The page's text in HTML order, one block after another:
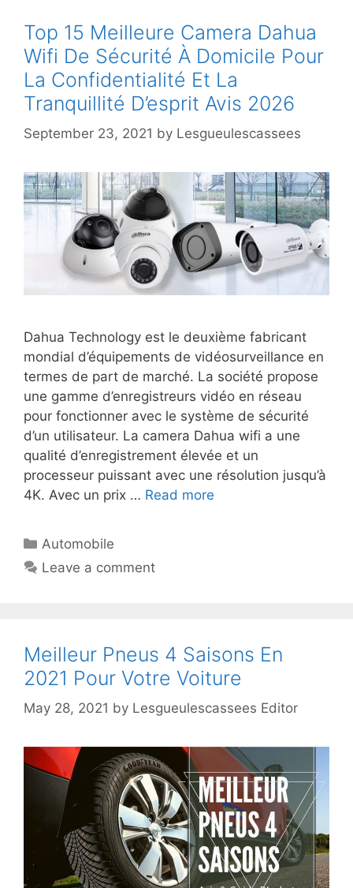
Top 15 Meilleure Camera Dahua
Wifi De Sécurité À Domicile Pour
La Confidentialité Et La
Tranquillité D’esprit Avis 2026
September 23, 2021 by Lesgueulescassees
Dahua Technology est le deuxième fabricant
mondial d’équipements de vidéosurveillance en
termes de part de marché. La société propose
une gamme d’enregistreurs vidéo en réseau
pour fonctionner avec le système de sécurité
d’un utilisateur. La camera Dahua wifi a une
qualité d’enregistrement élevée et un
processeur puissant avec une résolution jusqu’à
4K. Avec un prix … Read more
Automobile
Leave a comment
Meilleur Pneus 4 Saisons En
2021 Pour Votre Voiture
May 28, 2021 by Lesgueulescassees Editor